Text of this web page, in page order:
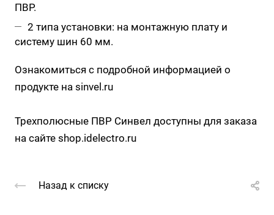
ПВР.
2 типа установки: на монтажную плату и
систему шин 60 мм.
Ознакомиться с подробной информацией о
продукте на sinvel.ru
Трехполюсные ПВР Синвел доступны для заказа
на сайте shop.idelectro.ru
Назад к списку